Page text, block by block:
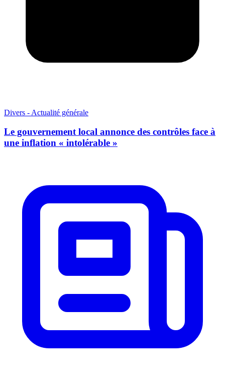
Divers - Actualité générale
Le gouvernement local annonce des contrôles face à
une inflation « intolérable »